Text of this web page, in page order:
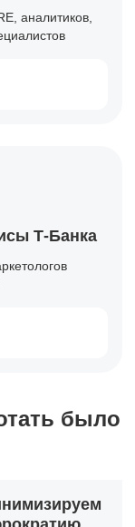
аналитиков,
Т-Банка
было